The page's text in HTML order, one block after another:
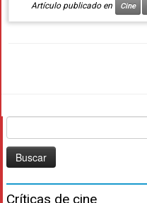
Artículo publicado en Cine
Críticas de cine